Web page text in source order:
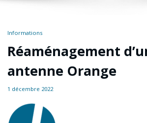
Informations
Réaménagement
antenne Orange
1 décembre 2022